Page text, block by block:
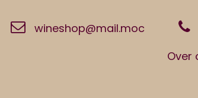
wineshop@mail.moc
Over